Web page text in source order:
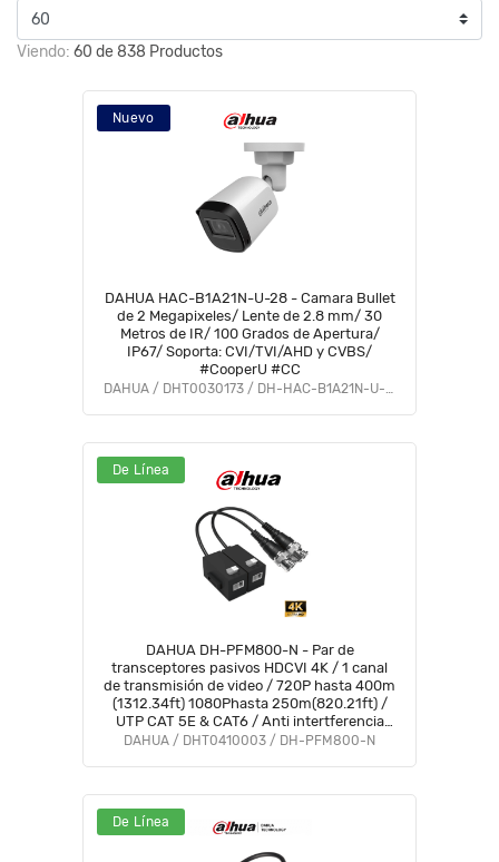
Viendo: 60 de 838 Productos
Nuevo
DAHUA HAC-B1A21N-U-28 - Camara Bullet
de 2 Megapixeles/ Lente de 2.8 mm/ 30
Metros de IR/ 100 Grados de Apertura/
IP67/ Soporta: CVI/TVI/AHD y CVBS/
#CooperU #CC
DAHUA / DHT0030173 / DH-HAC-B1A21N-U-0280B
De Línea
DAHUA DH-PFM800-N - Par de
transceptores pasivos HDCVI 4K / 1 canal
de transmisión de video / 720P hasta 400m
(1312.34ft) 1080Phasta 250m(820.21ft) /
UTP CAT 5E & CAT6 / Anti intertferencia
hasta 60db / Compatible con formatos
DAHUA / DHT0410003 / DH-PFM800-N
De Línea